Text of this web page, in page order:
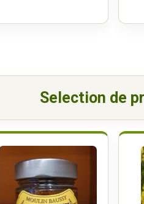
Selection de